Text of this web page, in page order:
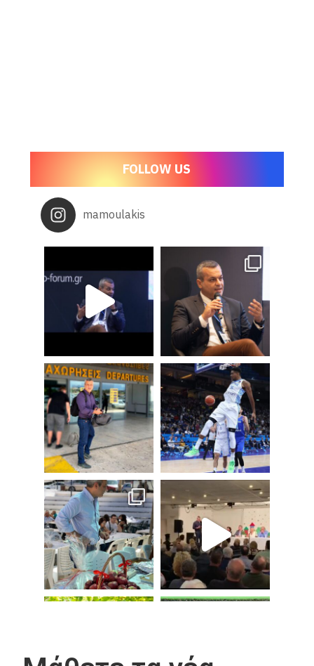
mamoulakis
FOLLOW US